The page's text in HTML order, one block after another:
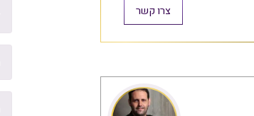
צרו קשר